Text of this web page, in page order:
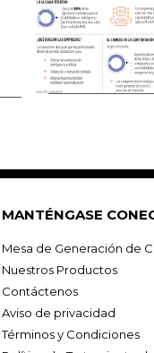
MANTÉNGASE
Mesa de Generación de
Nuestros Productos
Contáctenos
Aviso de privacidad
Términos y Condiciones